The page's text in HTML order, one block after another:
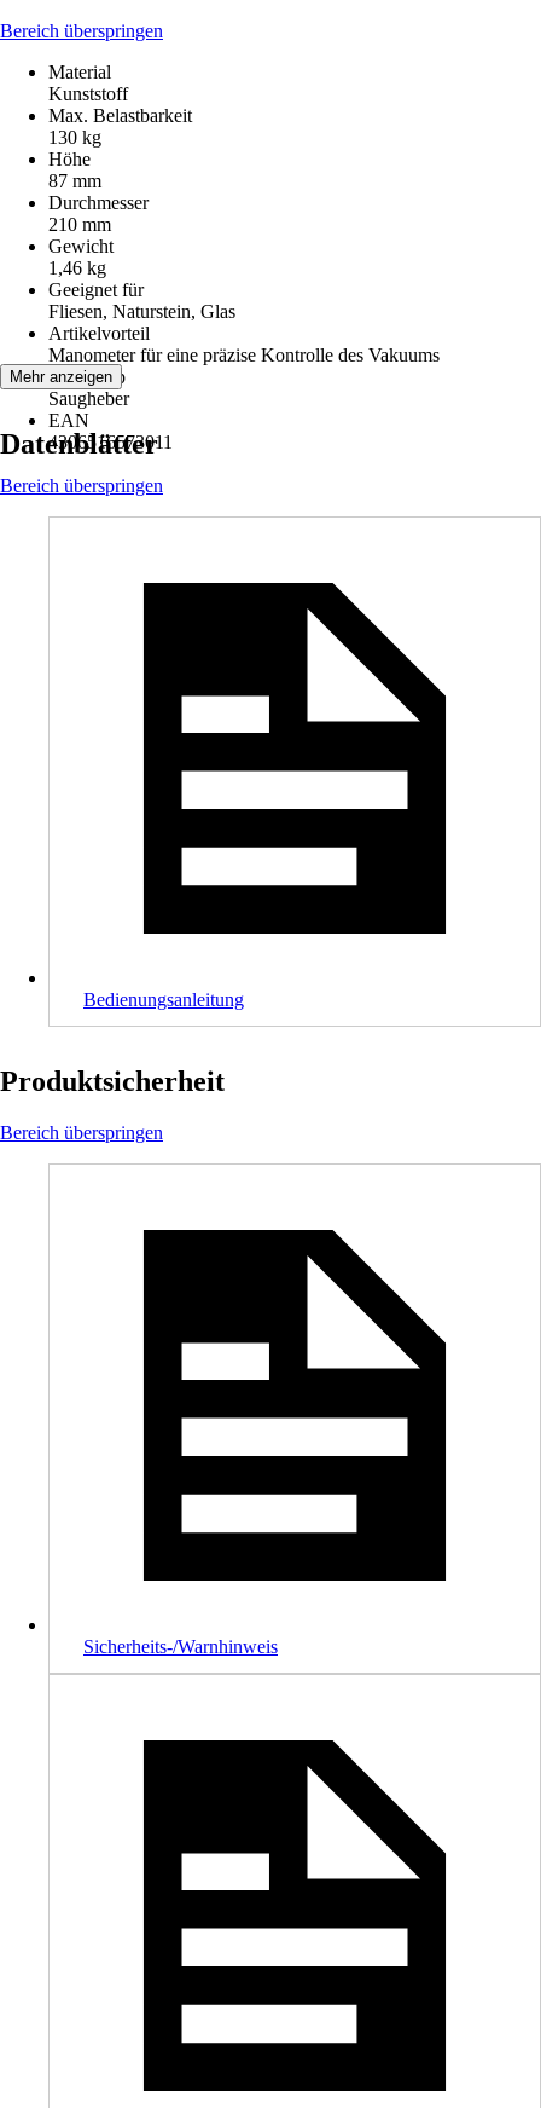
Bereich überspringen
Material
Kunststoff
Max. Belastbarkeit
130 kg
Höhe
87 mm
Durchmesser
210 mm
Gewicht
1,46 kg
Geeignet für
Fliesen, Naturstein, Glas
Artikelvorteil
Manometer für eine präzise Kontrolle des Vakuums
Artikeltyp
Saugheber
EAN
4306516573011
Mehr anzeigen
Datenblätter
Bereich überspringen
Bedienungsanleitung
Produktsicherheit
Bereich überspringen
Sicherheits-/Warnhinweis